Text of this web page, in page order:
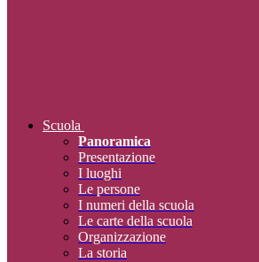
Scuola
Panoramica
Presentazione
I luoghi
Le persone
I numeri della scuola
Le carte della scuola
Organizzazione
La storia